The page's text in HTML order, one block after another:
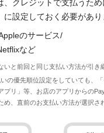
、クレジットで支払うた
設定しておく必要があり
のサービス/
など
いと前回と同じ支払い方法が引き
の優先順位設定をしていても、
プリ」等、お店のアプリからの
め、直前のお支払い方法が選択さ